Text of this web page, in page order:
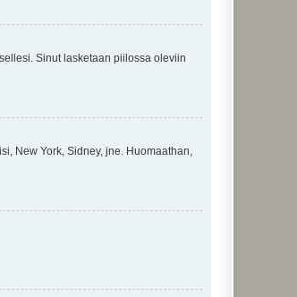
Sinut lasketaan piilossa oleviin
New York, Sidney, jne. Huomaathan,